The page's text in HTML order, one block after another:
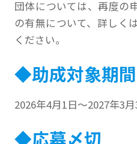
団体については、再度の
の有無について、詳しく
ください。
◆助成対象期間
2026年4月1日～2027年3
◆応募〆切